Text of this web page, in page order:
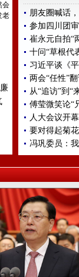
会
老
朋友圈喊话
参加四川团
崔永元自拍“
十问“草根代
习近平谈《
两会“任性”
从“追访”到“
傅莹微笑论“
人大会议开
要对得起菊
冯巩委员：